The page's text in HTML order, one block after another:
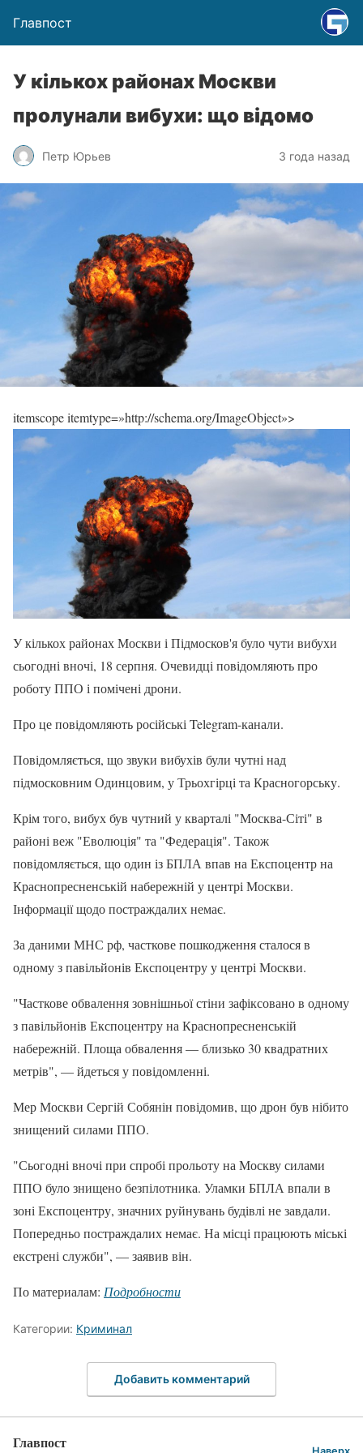
Главпост
У кількох районах Москви
пролунали вибухи: що відомо
Петр Юрьев 3 года назад
itemscope itemtype=»http://schema.org/ImageObject»>
У кількох районах Москви і Підмосков'я було чути вибухи
сьогодні вночі, 18 серпня. Очевидці повідомляють про
роботу ППО і помічені дрони.
Про це повідомляють російські Telegram-канали.
Повідомляється, що звуки вибухів були чутні над
підмосковним Одинцовим, у Трьохгірці та Красногорську.
Крім того, вибух був чутний у кварталі "Москва-Сіті" в
районі веж "Еволюція" та "Федерація". Також
повідомляється, що один із БПЛА впав на Експоцентр на
Краснопресненській набережній у центрі Москви.
Інформації щодо постраждалих немає.
За даними МНС рф, часткове пошкодження сталося в
одному з павільйонів Експоцентру у центрі Москви.
"Часткове обвалення зовнішньої стіни зафіксовано в одному
з павільйонів Експоцентру на Краснопресненській
набережній. Площа обвалення — близько 30 квадратних
метрів", — йдеться у повідомленні.
Мер Москви Сергій Собянін повідомив, що дрон був нібито
знищений силами ППО.
"Сьогодні вночі при спробі прольоту на Москву силами
ППО було знищено безпілотника. Уламки БПЛА впали в
зоні Експоцентру, значних руйнувань будівлі не завдали.
Попередньо постраждалих немає. На місці працюють міські
екстрені служби", — заявив він.
По материалам: Подробности
Категории: Криминал
Добавить комментарий
Главпост